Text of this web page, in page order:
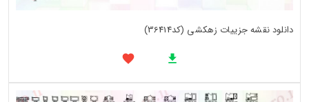
دانلود نقشه جزییات زهکشی (کد36414)